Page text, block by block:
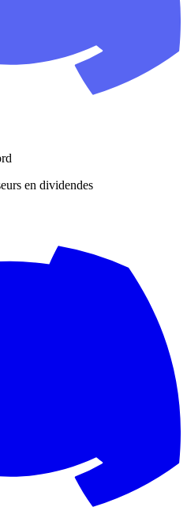
en dividendes